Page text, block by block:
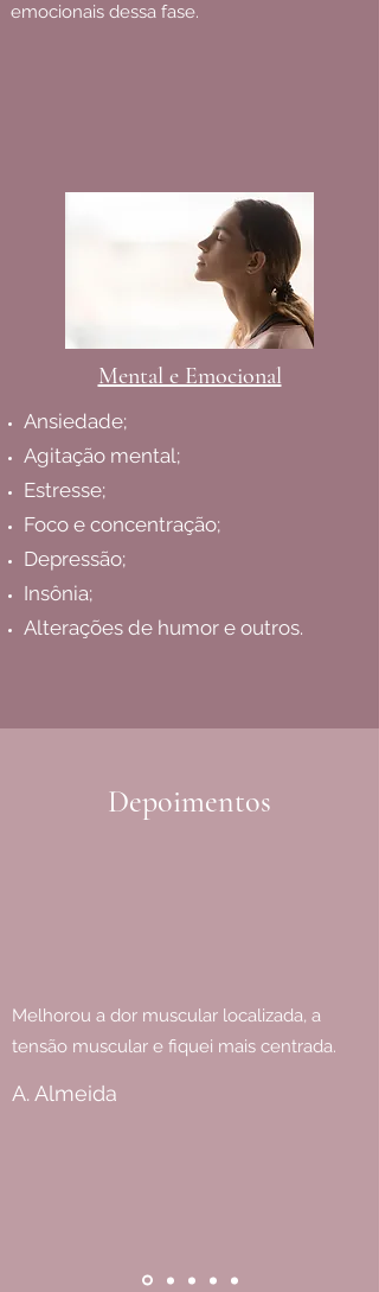
emocionais dessa fase.
Mental e Emocional
Ansiedade;
Agitação mental;
Estresse;
Foco e concentração;
Depressão;
Insônia;
Alterações de humor e outros.
Depoimentos
Melhorou a dor muscular localizada, a
tensão muscular e fiquei mais centrada.
A. Almeida